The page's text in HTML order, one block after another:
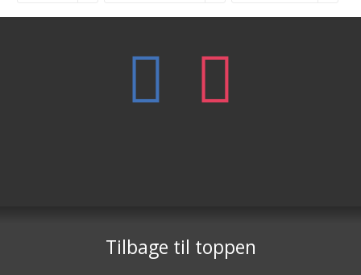
København
Tilbage til toppen